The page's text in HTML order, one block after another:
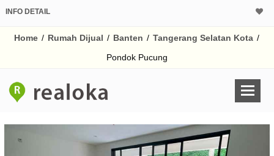
INFO DETAIL
Home / Rumah Dijual / Banten / Tangerang Selatan Kota /
Pondok Pucung
Harga Rp
% /th